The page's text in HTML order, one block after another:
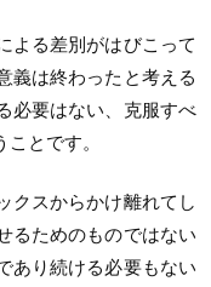
よる差別がはびこって
義は終わったと考える
必要はない、克服すべ
とです。
クスからかけ離れてし
るためのものではない
あり続ける必要もない